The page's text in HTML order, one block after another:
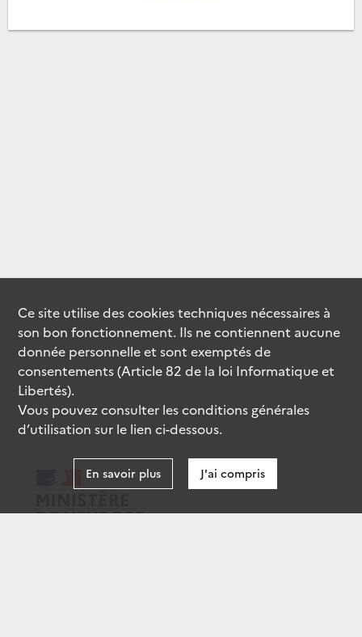
Ce site utilise descookiestechniques nécessaires à
son bon fonctionnement. Ils ne contiennent aucune
donnée personnelle et sont exemptés de
consentements (Article 82 de la loi Informatique et
Libertés).
Vous pouvez consulter les conditions générales
d’utilisation sur le lien ci-dessous.
En savoir plus J'ai compris